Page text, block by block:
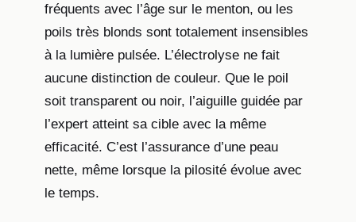
fréquents avec l’âge sur le menton, ou les
poils très blonds sont totalement insensibles
à la lumière pulsée. L’électrolyse ne fait
aucune distinction de couleur. Que le poil
soit transparent ou noir, l’aiguille guidée par
l’expert atteint sa cible avec la même
efficacité. C’est l’assurance d’une peau
nette, même lorsque la pilosité évolue avec
le temps.